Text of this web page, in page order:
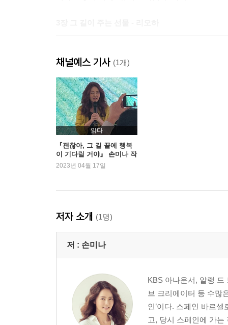
4장 카미노는 마음으로 걷는 것 - 카스티야 이 레온
마음의 준비 / 황량함마저 눈부신 / 86400의 의미 /
없는 사랑 / 완전한 자유 / 선택 / 내 안의 소리 / 잘
5장 산티아고 길은 인생을 닮았다 - 갈리시아
노란 화살표 / 최고의 메이트 / 진짜 홀로서기 /
아버지의 십자가 / 마지막 날 / 도착 / 카미노가 준
채널예스 기사 (1개)
읽다
『괜찮아, 그 길 끝에 행복
이 기다릴 거야』 손미나 작
가 북토크 현장
2023년 04월 17일
저자 소개 (1명)
저 : 손미나
KBS 아나운서, 알랭 드
브 크리에이터 등 수많
인’이다. 스페인 바르
고, 당시 스페인에 가